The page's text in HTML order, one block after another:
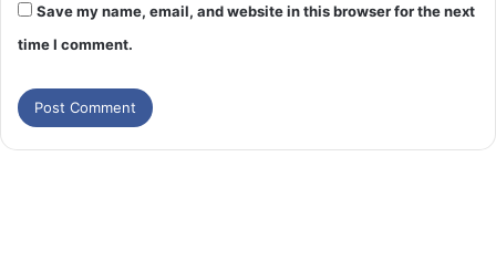
Save my name, email, and website in this browser for the next
time I comment.